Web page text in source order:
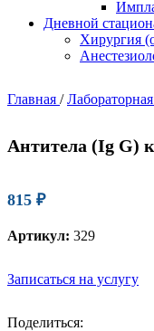
Дневной
Хирургия
Главная /
Антитела (Ig G)
815 ₽
Артикул: 329
Записаться на услугу
Поделиться: